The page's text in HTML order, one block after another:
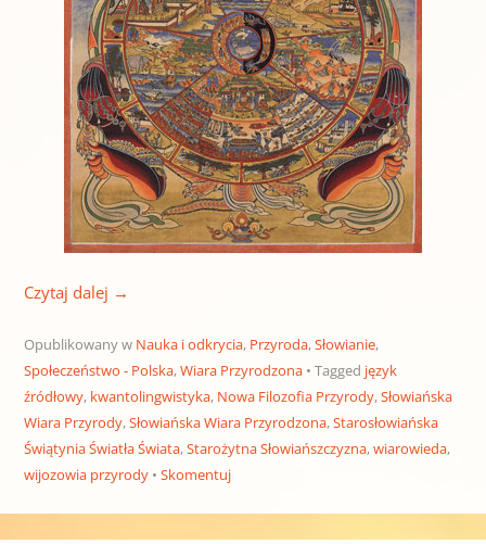
Czytaj dalej →
Opublikowany w Nauka i odkrycia, Przyroda,Słowianie,
Społeczeństwo - Polska,Wiara Przyrodzona Tagged język
źródłowy, kwantolingwistyka, Nowa Filozofia Przyrody,Słowiańska
Wiara Przyrody,Słowiańska Wiara Przyrodzona,Starosłowiańska
Świątynia Światła Świata,Starożytna Słowiańszczyzna,wiarowieda,
wijozowia przyrody
Skomentuj